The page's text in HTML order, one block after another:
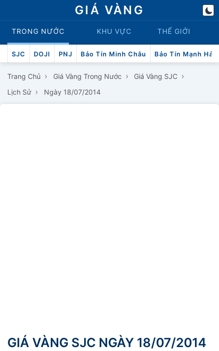
GIÁ VÀNG
TRONG NƯỚC KHU VỰC THẾ GIỚI
SJC DOJI PNJ Bảo Tín Minh Châu Bảo Tín Mạnh Hải
Trang Chủ › Giá Vàng Trong Nước › Giá Vàng SJC ›
Lịch Sử › Ngày 18/07/2014
GIÁ VÀNG SJC NGÀY 18/07/2014